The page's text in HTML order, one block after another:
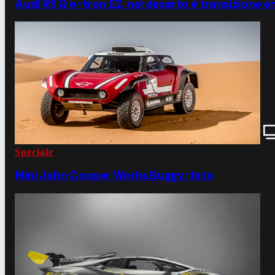
Audi RS Q e-tron E2, nel deserto è transizione
Speciale
Mini John Cooper Works Buggy: foto